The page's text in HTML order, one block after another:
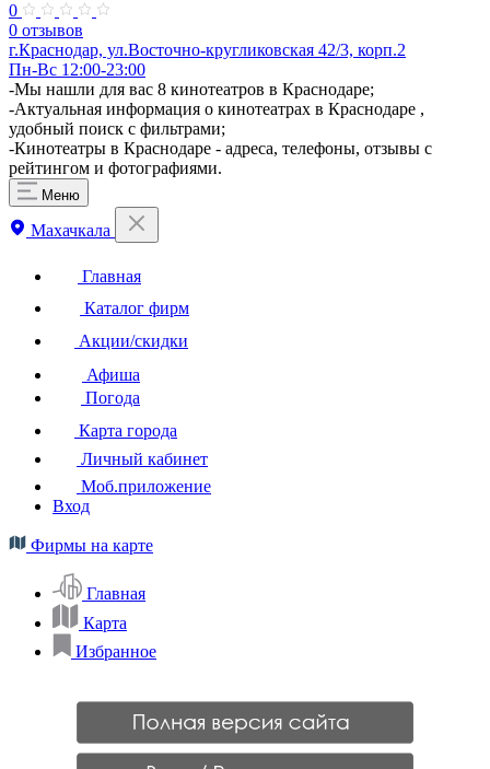
0
0 отзывов
г.Краснодар, ул.Восточно-кругликовская 42/3, корп.2
Пн-Вс 12:00-23:00
-Мы нашли для вас 8 кинотеатров в Краснодаре;
-Актуальная информация о кинотеатрах в Краснодаре ,
удобный поиск с фильтрами;
-Кинотеатры в Краснодаре - адреса, телефоны, отзывы с
рейтингом и фотографиями.
Меню
Махачкала
Главная
Каталог фирм
Акции/скидки
Афиша
Погода
Карта города
Личный кабинет
Моб.приложение
Вход
Фирмы на карте
Главная
Карта
Избранное